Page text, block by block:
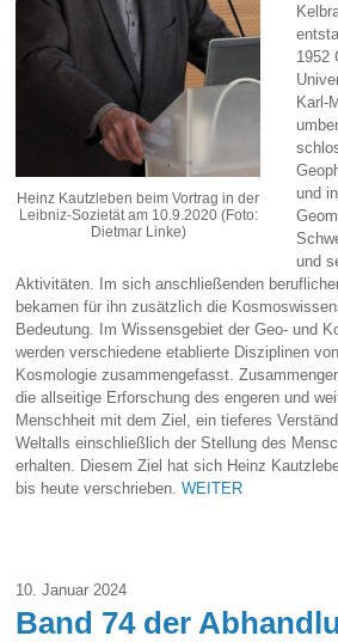
Heinz Kautzleben beim Vortrag in der
Leibniz-Sozietät am 10.9.2020 (Foto:
Dietmar Linke)
1952
Karl-
und
und
Aktivitäten. Im sich anschließenden
bekamen für ihn zusätzlich die
Bedeutung. Im Wissensgebiet der Geo- und
werden verschiedene etablierte Disziplinen
Kosmologie zusammengefasst.
die allseitige Erforschung des engeren und
Menschheit mit dem Ziel, ein tieferes
Weltalls einschließlich der Stellung des
erhalten. Diesem Ziel hat sich Heinz
bis heute verschrieben.WEITER
10. Januar 2024
Band 74 der